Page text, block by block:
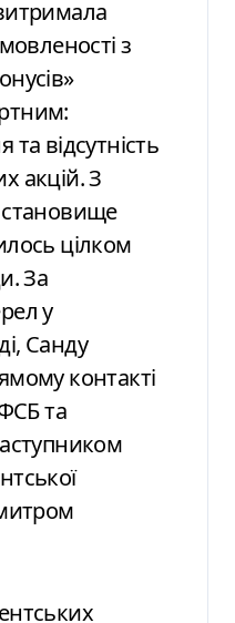
з
відсутність
акцій. З
становище
цілком
За
у
Санду
контакті
та